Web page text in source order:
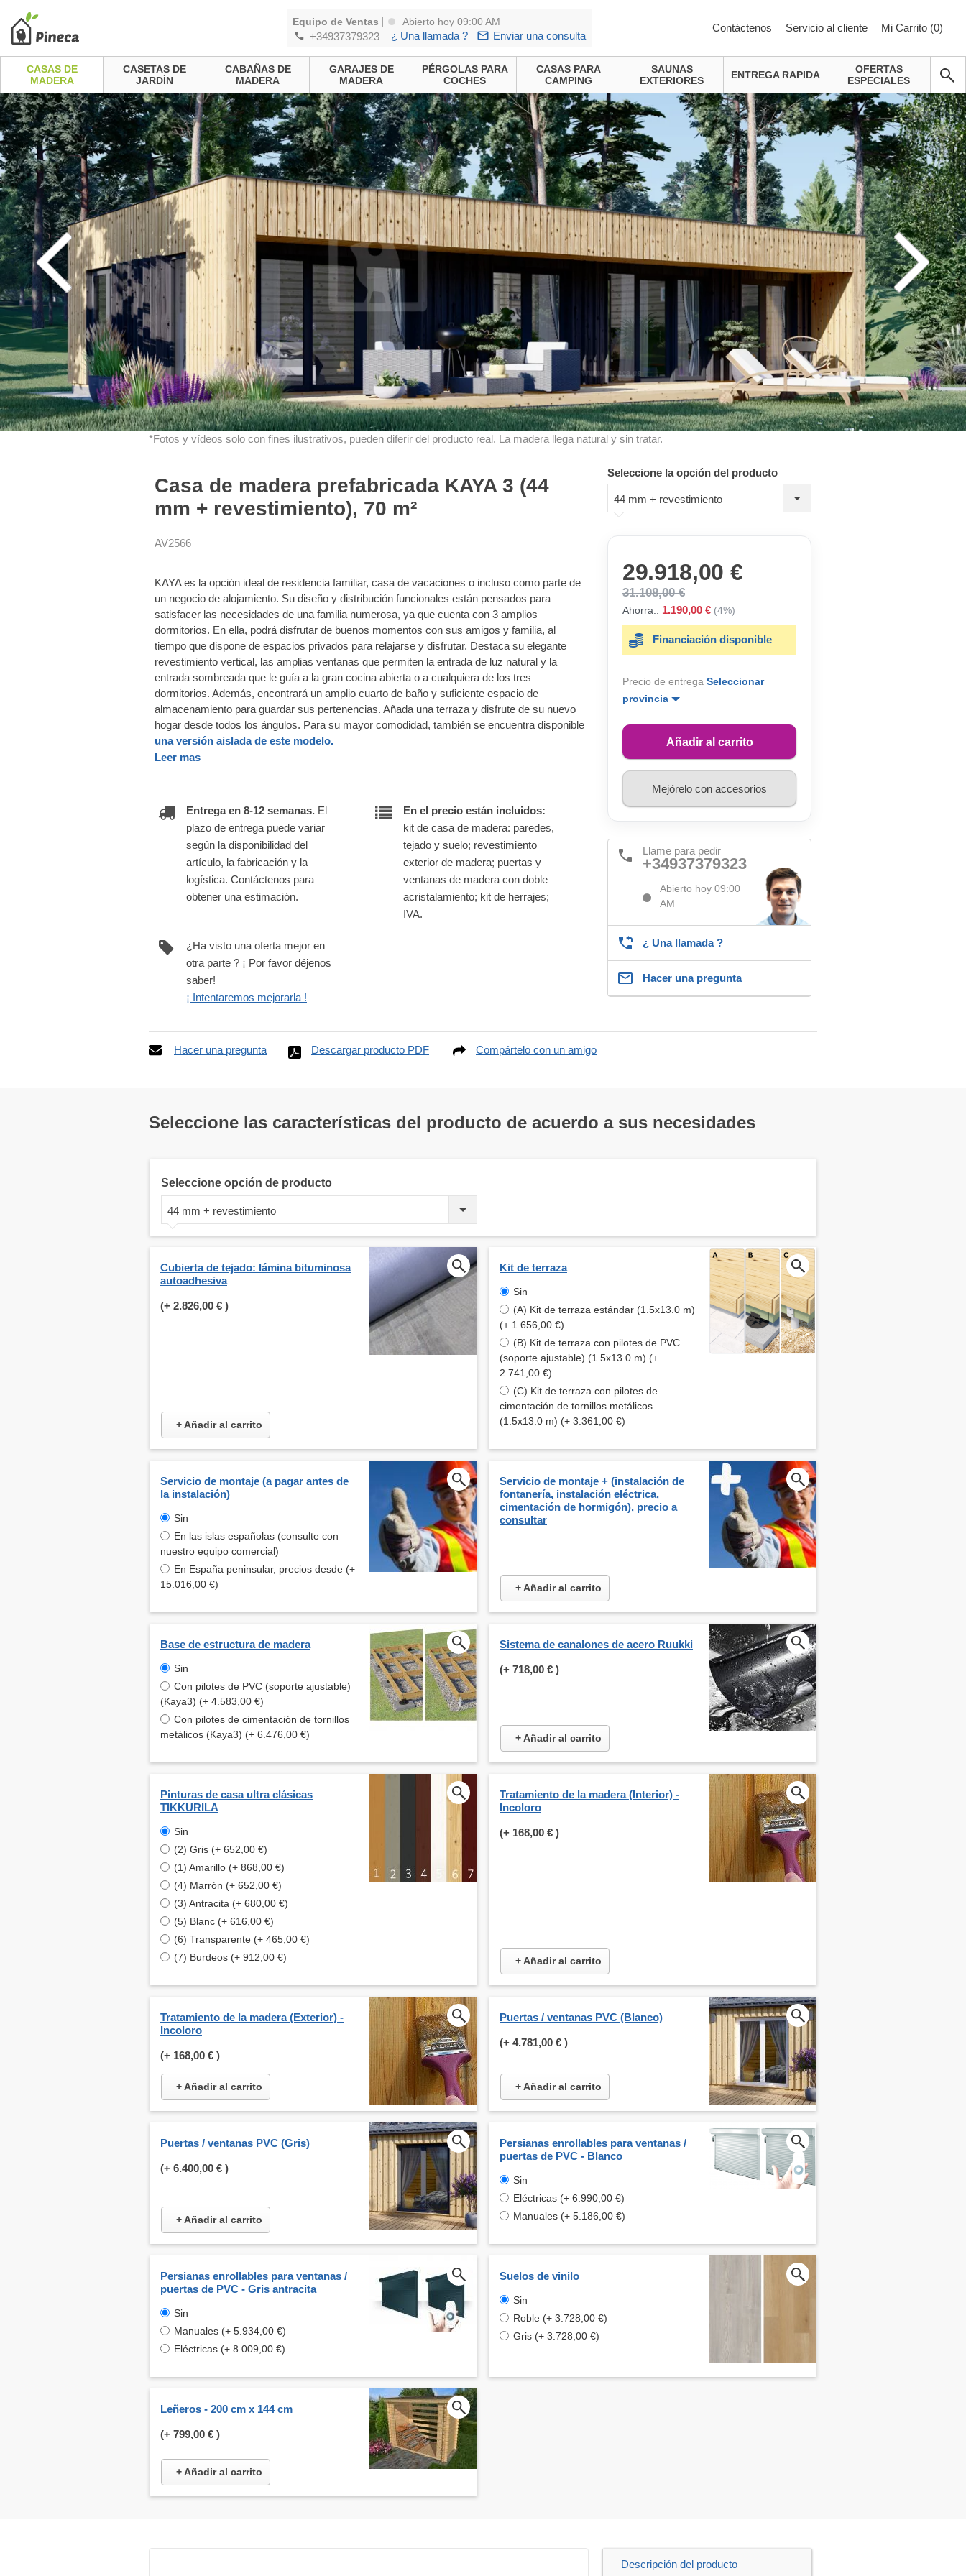
Equipo de Ventas Abierto hoy 09:00 AM
+34937379323 ¿ Una llamada ? Enviar una consulta
Contáctenos Servicio al cliente Mi Carrito (0)
CASAS DE
MADERA
CASETAS DE
JARDÍN
CABAÑAS DE
MADERA
GARAJES DE
MADERA
PÉRGOLAS PARA
COCHES
CASAS PARA
CAMPING
SAUNAS
EXTERIORES
ENTREGA RAPIDA
OFERTAS
ESPECIALES
*Fotos y vídeos solo con fines ilustrativos, pueden diferir del producto real. La madera llega natural y sin tratar.
Casa de madera prefabricada KAYA 3 (44
mm + revestimiento), 70 m²
AV2566
KAYA es la opción ideal de residencia familiar, casa de vacaciones o incluso como parte de
un negocio de alojamiento. Su diseño y distribución funcionales están pensados para
satisfacer las necesidades de una familia numerosa, ya que cuenta con 3 amplios
dormitorios. En ella, podrá disfrutar de buenos momentos con sus amigos y familia, al
tiempo que dispone de espacios privados para relajarse y disfrutar. Destaca su elegante
revestimiento vertical, las amplias ventanas que permiten la entrada de luz natural y la
entrada sombreada que le guía a la gran cocina abierta o a cualquiera de los tres
dormitorios. Además, encontrará un amplio cuarto de baño y suficiente espacio de
almacenamiento para guardar sus pertenencias. Añada una terraza y disfrute de su nuevo
hogar desde todos los ángulos. Para su mayor comodidad, también se encuentra disponible
una versión aislada de este modelo.
Leer mas
Entrega en 8-12 semanas. El
plazo de entrega puede variar
según la disponibilidad del
artículo, la fabricación y la
logística. Contáctenos para
obtener una estimación.
En el precio están incluidos:
kit de casa de madera: paredes,
tejado y suelo; revestimiento
exterior de madera; puertas y
ventanas de madera con doble
acristalamiento; kit de herrajes;
IVA.
¿Ha visto una oferta mejor en
otra parte ? ¡ Por favor déjenos
saber!
¡ Intentaremos mejorarla !
Seleccione la opción del producto
44 mm + revestimiento
29.918,00 €
31.108,00 €
Ahorra.. 1.190,00 € (4%)
Financiación disponible
Precio de entrega Seleccionar
provincia
Añadir al carrito
Mejórelo con accesorios
Llame para pedir
+34937379323
Abierto hoy 09:00
AM
¿ Una llamada ?
Hacer una pregunta
Hacer una pregunta Descargar producto PDF Compártelo con un amigo
Seleccione las características del producto de acuerdo a sus necesidades
Seleccione opción de producto
44 mm + revestimiento
Cubierta de tejado: lámina bituminosa
autoadhesiva
(+ 2.826,00 € )
+ Añadir al carrito
Kit de terraza
Sin
(A) Kit de terraza estándar (1.5x13.0 m)
(+ 1.656,00 €)
(B) Kit de terraza con pilotes de PVC
(soporte ajustable) (1.5x13.0 m) (+
2.741,00 €)
(C) Kit de terraza con pilotes de
cimentación de tornillos metálicos
(1.5x13.0 m) (+ 3.361,00 €)
Servicio de montaje (a pagar antes de
la instalación)
Sin
En las islas españolas (consulte con
nuestro equipo comercial)
En España peninsular, precios desde (+
15.016,00 €)
Servicio de montaje + (instalación de
fontanería, instalación eléctrica,
cimentación de hormigón), precio a
consultar
+ Añadir al carrito
Base de estructura de madera
Sin
Con pilotes de PVC (soporte ajustable)
(Kaya3) (+ 4.583,00 €)
Con pilotes de cimentación de tornillos
metálicos (Kaya3) (+ 6.476,00 €)
Sistema de canalones de acero Ruukki
(+ 718,00 € )
+ Añadir al carrito
Pinturas de casa ultra clásicas
TIKKURILA
Sin
(2) Gris (+ 652,00 €)
(1) Amarillo (+ 868,00 €)
(4) Marrón (+ 652,00 €)
(3) Antracita (+ 680,00 €)
(5) Blanc (+ 616,00 €)
(6) Transparente (+ 465,00 €)
(7) Burdeos (+ 912,00 €)
Tratamiento de la madera (Interior) -
Incoloro
(+ 168,00 € )
+ Añadir al carrito
Tratamiento de la madera (Exterior) -
Incoloro
(+ 168,00 € )
+ Añadir al carrito
Puertas / ventanas PVC (Blanco)
(+ 4.781,00 € )
+ Añadir al carrito
Puertas / ventanas PVC (Gris)
(+ 6.400,00 € )
+ Añadir al carrito
Persianas enrollables para ventanas /
puertas de PVC - Blanco
Sin
Eléctricas (+ 6.990,00 €)
Manuales (+ 5.186,00 €)
Persianas enrollables para ventanas /
puertas de PVC - Gris antracita
Sin
Manuales (+ 5.934,00 €)
Eléctricas (+ 8.009,00 €)
Suelos de vinilo
Sin
Roble (+ 3.728,00 €)
Gris (+ 3.728,00 €)
Leñeros - 200 cm x 144 cm
(+ 799,00 € )
+ Añadir al carrito
Descripción del producto